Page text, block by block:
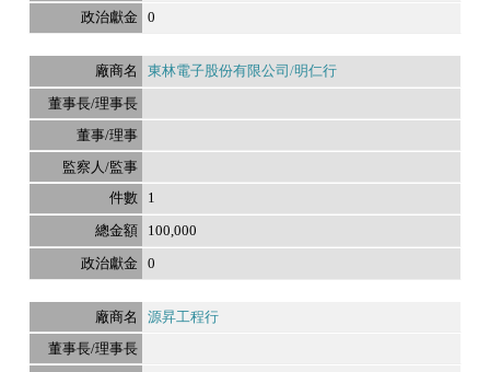
0
東林電子股份有限公司/明仁行
1
100,000
0
源昇工程行